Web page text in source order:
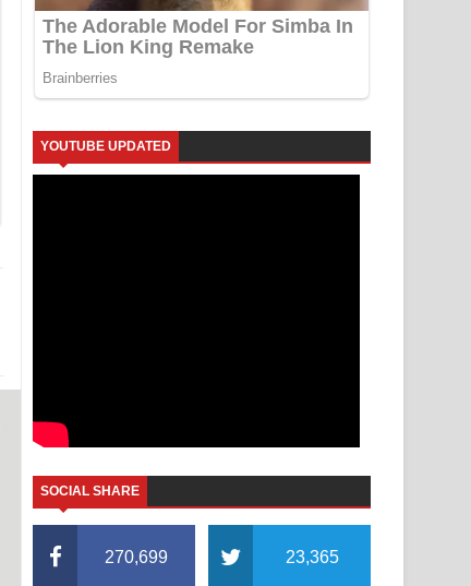
YOUTUBE UPDATED
SOCIAL SHARE
270,699 23,365